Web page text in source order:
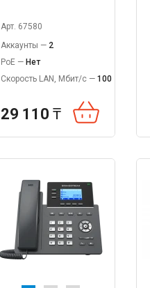
Арт. 67580
Аккаунты — 2
PoE — Нет
Скорость LAN, Мбит/с —100
29 110 ₸